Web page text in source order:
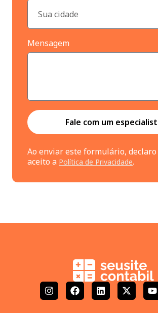
Mensagem
Fale com um
Ao enviar este formulário,
aceito a Política de Privacidade.